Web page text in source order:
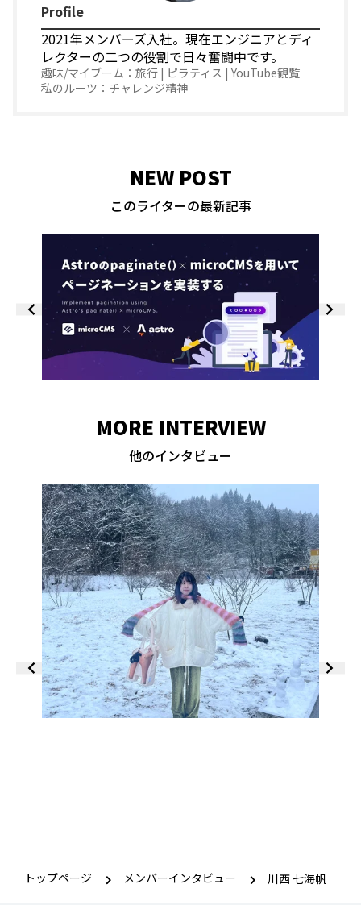
Profile
2021年メンバーズ入社。現在エンジニアとディ
レクターの二つの役割で日々奮闘中です。
旅行 | ピラティス | YouTube観覧
チャレンジ精神
NEW POST
このライターの最新記事
MORE INTERVIEW
他のインタビュー
トップページ メンバーインタビュー 川西 七海帆